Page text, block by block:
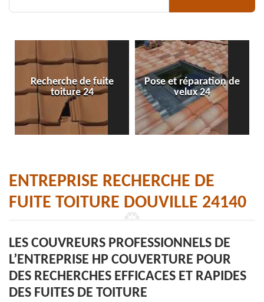
Recherche de fuite
toiture 24
Pose et réparation de
velux 24
ENTREPRISE RECHERCHE DE
FUITE TOITURE DOUVILLE 24140
LES COUVREURS PROFESSIONNELS DE
L’ENTREPRISE HP COUVERTURE POUR
DES RECHERCHES EFFICACES ET RAPIDES
DES FUITES DE TOITURE